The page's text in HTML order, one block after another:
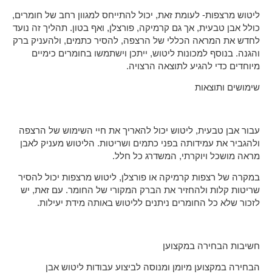
ליטוש מרצפות- לעומת זאת, יכול להתייחס למגוון רחב של חומרים,
כולל אבן טבעית, אך גם קרמיקה, פורצלן, ואף בטון. תהליך זה נועד
לחדש את המראה הכללי של הרצפה, להסיר כתמים, ולהעניק ברק
והגנה. בנוסף למכונות ליטוש, ייתכן וישתמשו בחומרים כימיים
מיוחדים כדי להגיע לתוצאה הרצויה.
שימושים ותוצאות
עבור אבן טבעית, ליטוש יכול להאריך את חיי השימוש של הרצפה
ולהגביר את עמידותה בפני כתמים ושריטות. הליטוש מעניק לאבן
מראה מושכל ויוקרתי, המשדרג כל חלל.
במקרה של רצפות קרמיקה או פורצלן, ליטוש מרצפות יכול להסיר
שריטות קלות ולהחזיר את הברק המקורי של החומר. עם זאת, יש
לזכור שלא כל החומרים ניתנים לליטוש באותה מידת יעילות.
חשיבות הבחירה במקצוען
הבחירה במקצוען מיומן ומנוסה לביצוע עבודות ליטוש אבן